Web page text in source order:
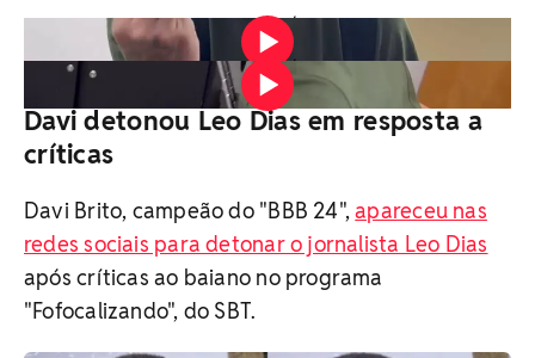
Vídeo: Reprodução/Redes Sociais
Vídeo: Reprodução/Redes Sociais
Davi detonou Leo Dias em resposta a
críticas
Davi Brito, campeão do "BBB 24",apareceu nas
redes sociais para detonar o jornalista Leo Dias
após críticas ao baiano no programa
"Fofocalizando", do SBT.